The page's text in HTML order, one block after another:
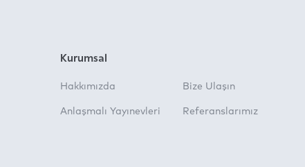
Kurumsal
Hakkımızda
Anlaşmalı Yayınevleri
Bize Ulaşın
Referanslarımız